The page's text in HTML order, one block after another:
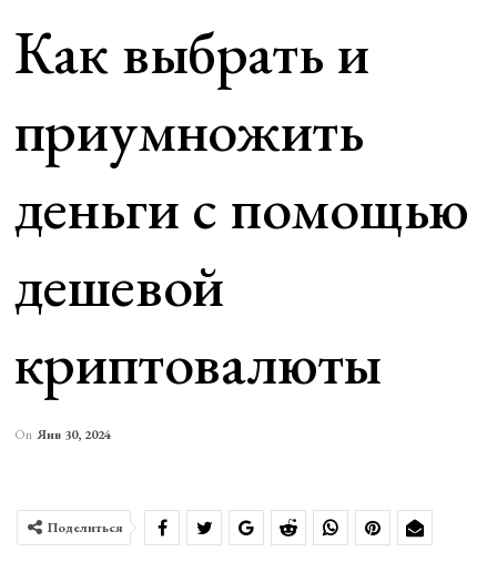
Как выбрать и
приумножить
деньги с помощью
дешевой
криптовалюты
On Янв 30, 2024
Поделиться